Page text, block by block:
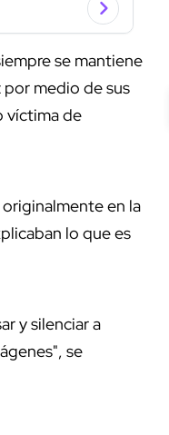
se mantiene
por medio de sus
víctima de
en la
lo que es
y silenciar a
se